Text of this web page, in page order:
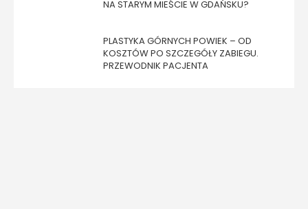
NA STARYM MIEŚCIE W GDAŃSKU?
PLASTYKA GÓRNYCH POWIEK – OD
KOSZTÓW PO SZCZEGÓŁY ZABIEGU.
PRZEWODNIK PACJENTA